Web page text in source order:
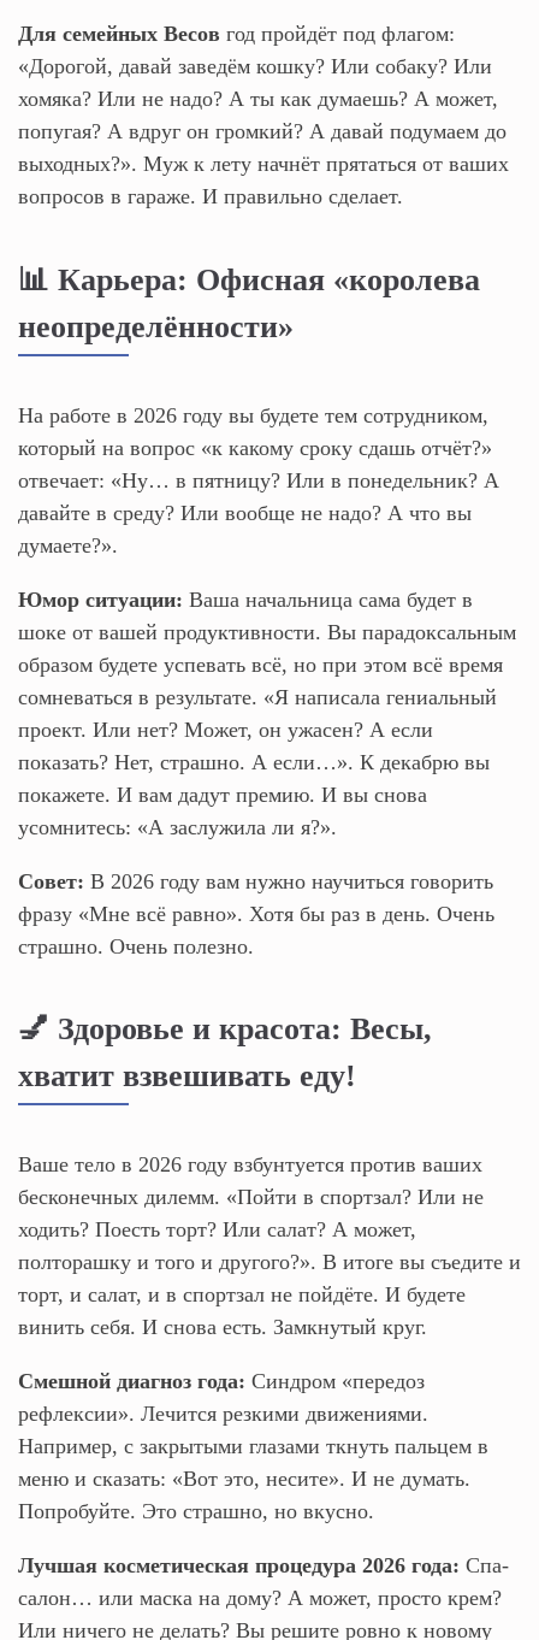
Для семейных Весов год пройдёт под флагом:
«Дорогой, давай заведём кошку? Или собаку? Или
хомяка? Или не надо? А ты как думаешь? А может,
попугая? А вдруг он громкий? А давай подумаем до
выходных?». Муж к лету начнёт прятаться от ваших
вопросов в гараже. И правильно сделает.
📊 Карьера: Офисная «королева
неопределённости»
На работе в 2026 году вы будете тем сотрудником,
который на вопрос «к какому сроку сдашь отчёт?»
отвечает: «Ну… в пятницу? Или в понедельник? А
давайте в среду? Или вообще не надо? А что вы
думаете?».
Юмор ситуации: Ваша начальница сама будет в
шоке от вашей продуктивности. Вы парадоксальным
образом будете успевать всё, но при этом всё время
сомневаться в результате. «Я написала гениальный
проект. Или нет? Может, он ужасен? А если
показать? Нет, страшно. А если…». К декабрю вы
покажете. И вам дадут премию. И вы снова
усомнитесь: «А заслужила ли я?».
Совет: В 2026 году вам нужно научиться говорить
фразу «Мне всё равно». Хотя бы раз в день. Очень
страшно. Очень полезно.
💅 Здоровье и красота: Весы,
хватит взвешивать еду!
Ваше тело в 2026 году взбунтуется против ваших
бесконечных дилемм. «Пойти в спортзал? Или не
ходить? Поесть торт? Или салат? А может,
полторашку и того и другого?». В итоге вы съедите и
торт, и салат, и в спортзал не пойдёте. И будете
винить себя. И снова есть. Замкнутый круг.
Смешной диагноз года: Синдром «передоз
рефлексии». Лечится резкими движениями.
Например, с закрытыми глазами ткнуть пальцем в
меню и сказать: «Вот это, несите». И не думать.
Попробуйте. Это страшно, но вкусно.
Лучшая косметическая процедура 2026 года: Спа-
салон… или маска на дому? А может, просто крем?
Или ничего не делать? Вы решите ровно к новому